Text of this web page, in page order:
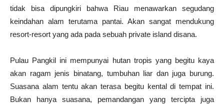
tidak bisa dipungkiri bahwa Riau menawarkan segudang
keindahan alam terutama pantai. Akan sangat mendukung
resort-resort yang ada pada sebuah private island disana.
Pulau Pangkil ini mempunyai hutan tropis yang begitu kaya
akan ragam jenis binatang, tumbuhan liar dan juga burung.
Suasana alam tentu akan terasa begitu kental di tempat ini.
Bukan hanya suasana, pemandangan yang tercipta juga